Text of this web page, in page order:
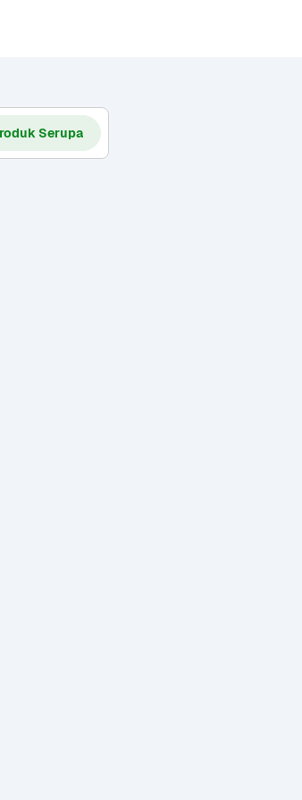
Serupa